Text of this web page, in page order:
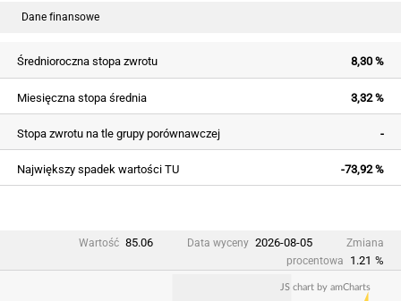
Dane finansowe
Średnioroczna stopa zwrotu 8,30 %
Miesięczna stopa średnia 3,32 %
Stopa zwrotu na tle grupy porównawczej -
Największy spadek wartości TU -73,92 %
Wartość 85.06 Data wyceny 2026-08-05
Zmiana
procentowa
1.21 %
JS chart by amCharts